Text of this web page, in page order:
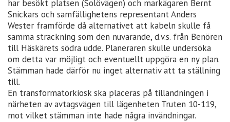
har besökt platsen (Solövägen) och markägaren Bernt
Snickars och samfällighetens representant Anders
Wester framförde då alternativet att kabeln skulle få
samma sträckning som den nuvarande, d.v.s. från Benören
till Häskärets södra udde. Planeraren skulle undersöka
om detta var möjligt och eventuellt uppgöra en ny plan.
Stämman hade därför nu inget alternativ att ta ställning
till.
En transformatorkiosk ska placeras på tillandningen i
närheten av avtagsvägen till lägenheten Truten 10-119,
mot vilket stämman inte hade några invändningar.